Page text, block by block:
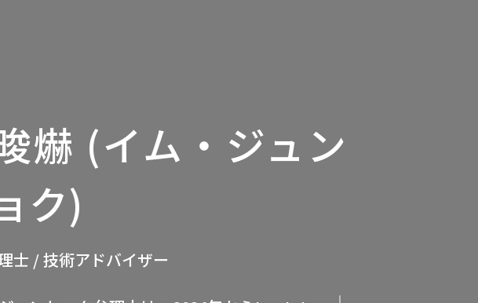
爀 (イム・ジュン
ク)
士 / 技術アドバイザー